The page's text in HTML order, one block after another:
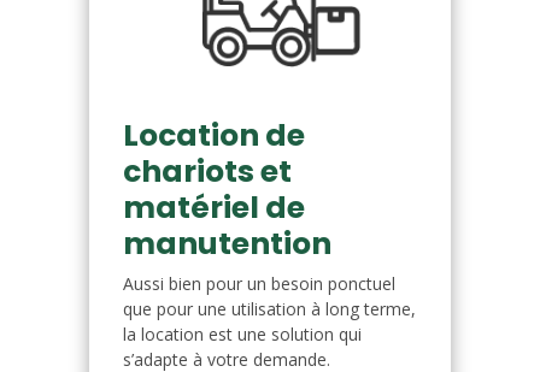
Location de
chariots et
matériel de
manutention
Aussi bien pour un besoin ponctuel
que pour une utilisation à long terme,
la location est une solution qui
s’adapte à votre demande.